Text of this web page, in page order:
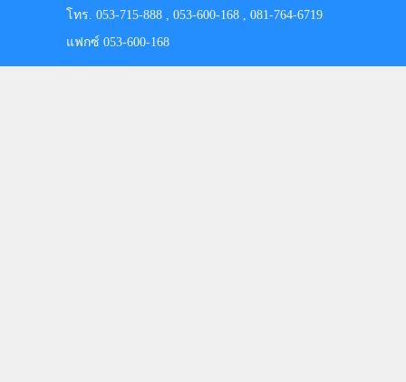
โทร. 053-715-888 , 053-600-168 , 081-764-6719
แฟกซ์ 053-600-168